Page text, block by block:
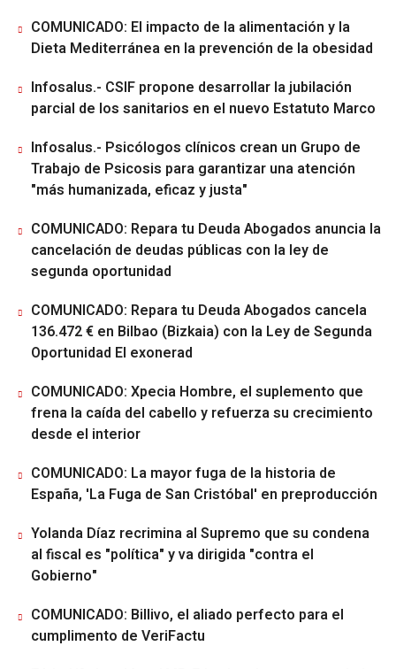
COMUNICADO: El impacto de la alimentación y la
Dieta Mediterránea en la prevención de la obesidad
Infosalus.- CSIF propone desarrollar la jubilación
parcial de los sanitarios en el nuevo Estatuto Marco
Infosalus.- Psicólogos clínicos crean un Grupo de
Trabajo de Psicosis para garantizar una atención
"más humanizada, eficaz y justa"
COMUNICADO: Repara tu Deuda Abogados anuncia la
cancelación de deudas públicas con la ley de
segunda oportunidad
COMUNICADO: Repara tu Deuda Abogados cancela
136.472 € en Bilbao (Bizkaia) con la Ley de Segunda
Oportunidad El exonerad
COMUNICADO: Xpecia Hombre, el suplemento que
frena la caída del cabello y refuerza su crecimiento
desde el interior
COMUNICADO: La mayor fuga de la historia de
España, 'La Fuga de San Cristóbal' en preproducción
Yolanda Díaz recrimina al Supremo que su condena
al fiscal es "política" y va dirigida "contra el
Gobierno"
COMUNICADO: Billivo, el aliado perfecto para el
cumplimento de VeriFactu